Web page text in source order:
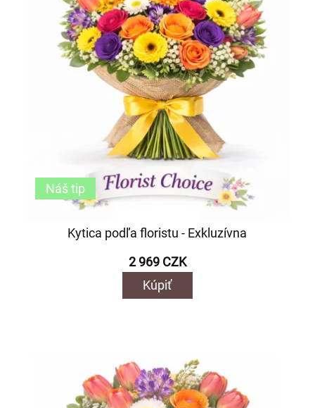
Kytica podľa floristu - Exkluzívna
2 969 CZK
Kúpiť
Náš tip